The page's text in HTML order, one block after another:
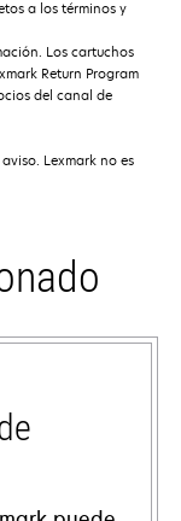
a los términos y
Los cartuchos
Return Program
del canal de
Lexmark no es